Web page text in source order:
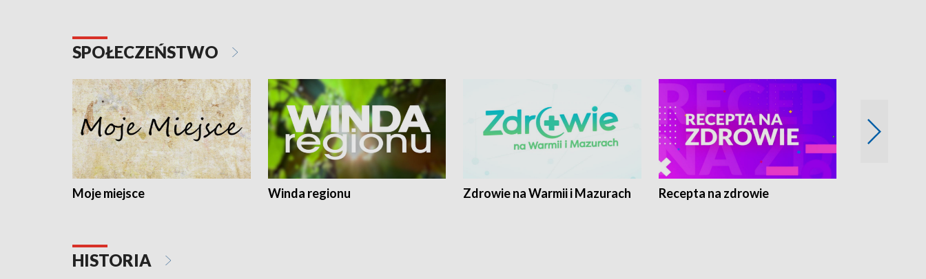
SPOŁECZEŃSTWO
Moje miejsce Winda regionu Zdrowie na Warmii i Mazurach Recepta na zdrowie
HISTORIA